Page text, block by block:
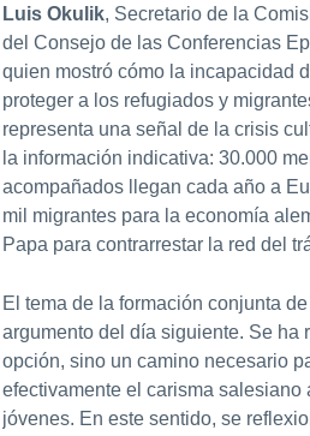
Luis Okulik, Secretario de la
del Consejo de las Conferencias
quien mostró cómo la incapacidad
proteger a los refugiados y
representa una señal de la crisis
la información indicativa: 30.000
acompañados llegan cada año a
mil migrantes para la economía
Papa para contrarrestar la red del
El tema de la formación conjunta
argumento del día siguiente. Se ha
opción, sino un camino necesario
efectivamente el carisma salesiano
jóvenes. En este sentido, se